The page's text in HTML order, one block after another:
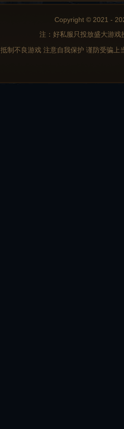
Copyright © 2021 -
注：好私服只投放盛大游
抵制不良游戏 注意自我保护 谨防受骗